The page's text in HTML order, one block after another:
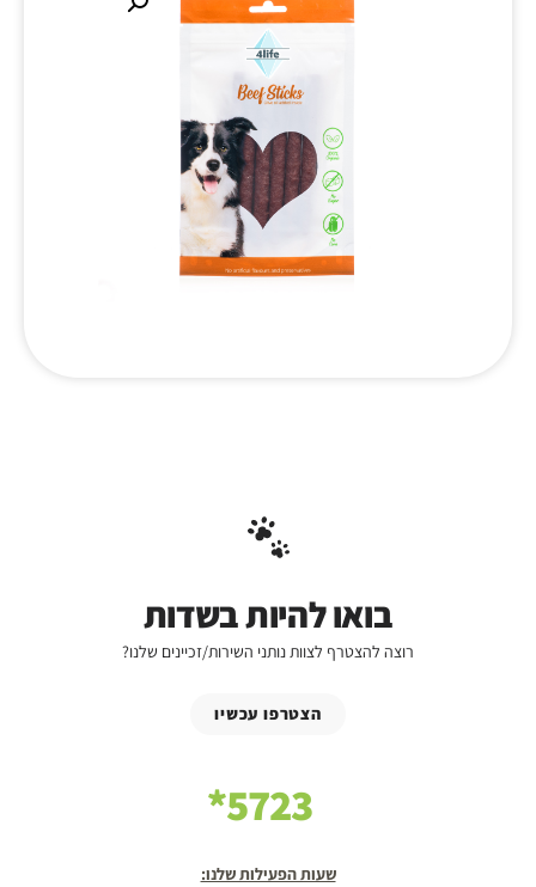
בואו להיות בשדות
רוצה להצטרף לצוות נותני השירות/זכיינים שלנו?
הצטרפו עכשיו
5723*
שעות הפעילות שלנו: